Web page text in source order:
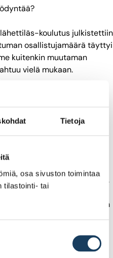
Tietoja
osa sivuston toimintaa
tilastointi- tai
koulutus julkistettiin
osallistujamäärä täyttyi
kuitenkin muutaman
vielä mukaan.
Jos haluat varmistaa
ensimmäisten
mukana Educa-messuilla.
koulutuksesta
piipahtamaan Pörssisäätiön